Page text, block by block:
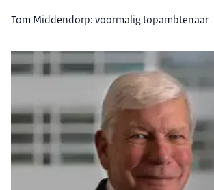
Tom Middendorp: voormalig topambtenaar